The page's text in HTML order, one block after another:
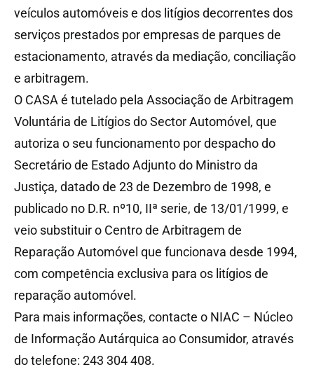
veículos automóveis e dos litígios decorrentes dos
serviços prestados por empresas de parques de
estacionamento, através da mediação, conciliação
e arbitragem.
O CASA é tutelado pela Associação de Arbitragem
Voluntária de Litígios do Sector Automóvel, que
autoriza o seu funcionamento por despacho do
Secretário de Estado Adjunto do Ministro da
Justiça, datado de 23 de Dezembro de 1998, e
publicado no D.R. nº10, IIª serie, de 13/01/1999, e
veio substituir o Centro de Arbitragem de
Reparação Automóvel que funcionava desde 1994,
com competência exclusiva para os litígios de
reparação automóvel.
Para mais informações, contacte o NIAC – Núcleo
de Informação Autárquica ao Consumidor, através
do telefone: 243 304 408.